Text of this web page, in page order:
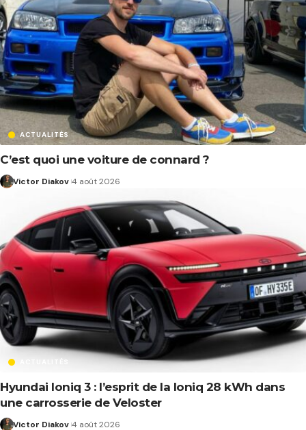
ACTUALITÉS
C’est quoi une voiture de connard ?
Victor Diakov 4 août 2026
ACTUALITÉS
Hyundai Ioniq 3 : l’esprit de la Ioniq 28 kWh dans
une carrosserie de Veloster
Victor Diakov 4 août 2026